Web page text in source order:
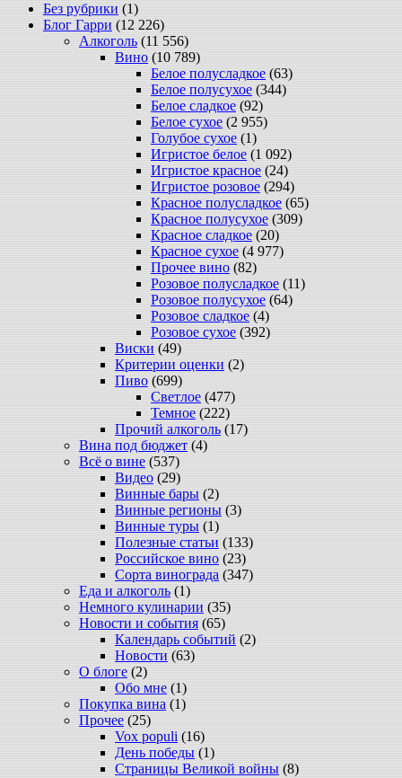
Без рубрики (1)
Блог Гарри (12 226)
Алкоголь (11 556)
Вино (10 789)
Белое полусладкое (63)
Белое полусухое (344)
Белое сладкое (92)
Белое сухое (2 955)
Голубое сухое (1)
Игристое белое (1 092)
Игристое красное (24)
Игристое розовое (294)
Красное полусладкое (65)
Красное полусухое (309)
Красное сладкое (20)
Красное сухое (4 977)
Прочее вино (82)
Розовое полусладкое (11)
Розовое полусухое (64)
Розовое сладкое (4)
Розовое сухое (392)
Виски (49)
Критерии оценки (2)
Пиво (699)
Светлое (477)
Темное (222)
Прочий алкоголь (17)
Вина под бюджет (4)
Всё о вине (537)
Видео (29)
Винные бары (2)
Винные регионы (3)
Винные туры (1)
Полезные статьи (133)
Российское вино (23)
Сорта винограда (347)
Еда и алкоголь (1)
Немного кулинарии (35)
Новости и события (65)
Календарь событий (2)
Новости (63)
О блоге (2)
Обо мне (1)
Покупка вина (1)
Прочее (25)
Vox populi (16)
День победы (1)
Страницы Великой войны (8)